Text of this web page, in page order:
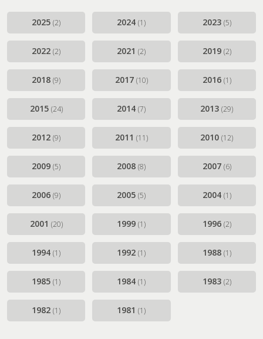
2025(2) 2024(1) 2023 (5)
2022(2) 2021(2) 2019 (2)
2018(9) 2017 (10) 2016 (1)
2015 (24) 2014(7) 2013(29)
2012(9) 2011 (11) 2010(12)
2009(5) 2008(8) 2007 (6)
2006(9) 2005(5) 2004 (1)
2001 (20) 1999(1) 1996 (2)
1994(1) 1992(1) 1988 (1)
1985(1) 1984(1) 1983 (2)
1982(1) 1981(1)